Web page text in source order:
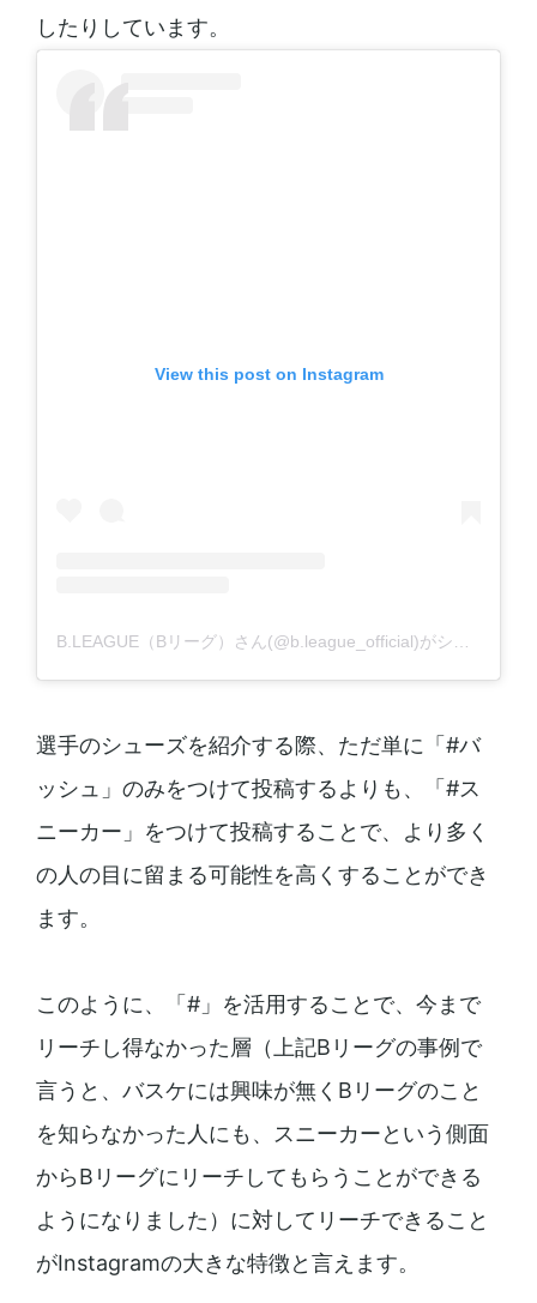
したりしています。
View this post on Instagram
選手のシューズを紹介する際、ただ単に「#バ
ッシュ」のみをつけて投稿するよりも、「#ス
ニーカー」をつけて投稿することで、より多く
の人の目に留まる可能性を高くすることができ
ます。
このように、「#」を活用することで、今まで
リーチし得なかった層（上記Bリーグの事例で
言うと、バスケには興味が無くBリーグのこと
を知らなかった人にも、スニーカーという側面
からBリーグにリーチしてもらうことができる
ようになりました）に対してリーチできること
がInstagramの大きな特徴と言えます。